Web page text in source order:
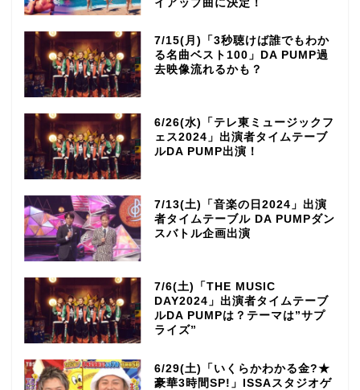
イアップ曲に決定！
7/15(月)「3秒聴けば誰でもわか
る名曲ベスト100」DA PUMP過
去映像流れるかも？
6/26(水)「テレ東ミュージックフ
ェス2024」出演者タイムテーブ
ルDA PUMP出演！
7/13(土)「音楽の日2024」出演
者タイムテーブル DA PUMPダン
スバトル企画出演
7/6(土)「THE MUSIC
DAY2024」出演者タイムテーブ
ルDA PUMPは？テーマは”サプ
ライズ”
6/29(土)「いくらかわかる金?★
豪華3時間SP!」ISSAスタジオゲ